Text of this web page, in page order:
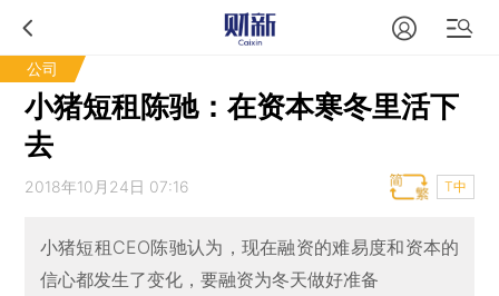
公司
小猪短租陈驰：在资本寒冬里活下
去
2018年10月24日 07:16 T中
小猪短租CEO陈驰认为，现在融资的难易度和资本的
信心都发生了变化，要融资为冬天做好准备